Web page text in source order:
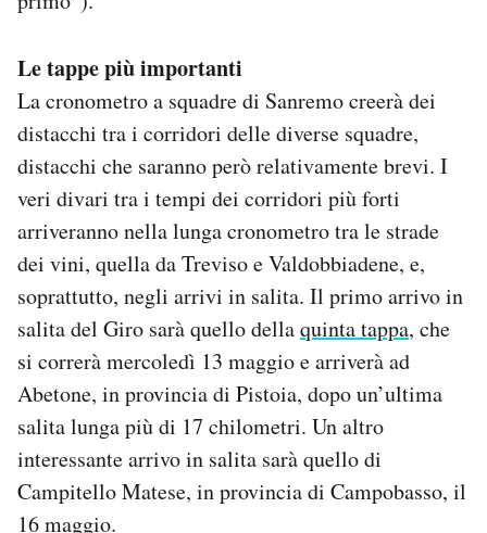
Le tappe più importanti
La cronometro a squadre di Sanremo creerà dei
distacchi tra i corridori delle diverse squadre,
distacchi che saranno però relativamente brevi. I
veri divari tra i tempi dei corridori più forti
arriveranno nella lunga cronometro tra le strade
dei vini, quella da Treviso e Valdobbiadene, e,
soprattutto, negli arrivi in salita. Il primo arrivo in
salita del Giro sarà quello dellaquinta tappa, che
si correrà mercoledì 13 maggio e arriverà ad
Abetone, in provincia di Pistoia, dopo un’ultima
salita lunga più di 17 chilometri. Un altro
interessante arrivo in salita sarà quello di
Campitello Matese, in provincia di Campobasso, il
16 maggio.